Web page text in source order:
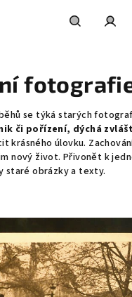
se týká starých
či pořízení, dýchá
krásného úlovku.
nový život. Přivonět k
staré obrázky a texty.